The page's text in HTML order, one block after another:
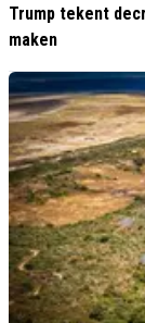
Trump tekent
maken